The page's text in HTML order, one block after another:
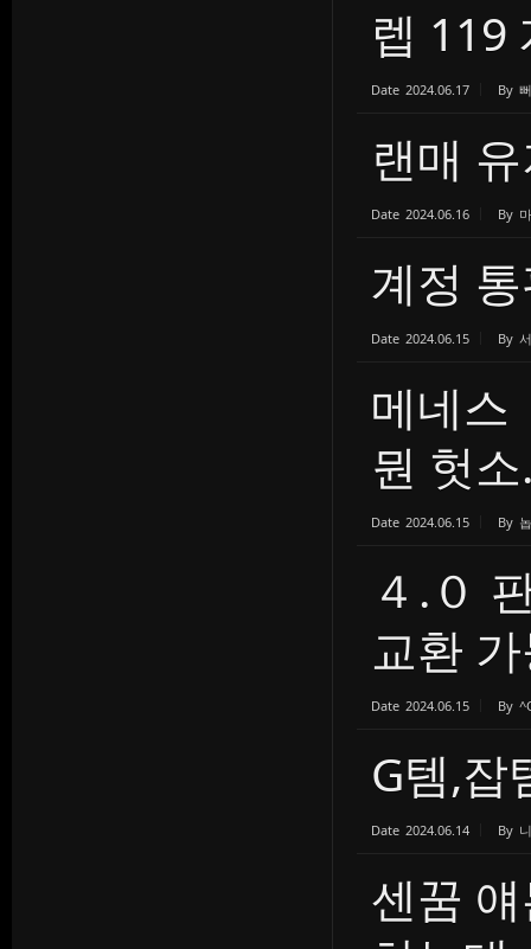
렙 119
Date 2024.06.17 By
랜매
Date 2024.06.16 By
계정
Date 2024.06.15 By
메네스
뭔 헛
Date 2024.06.15 By
４.０
교환
Date 2024.06.15 By
G템,잡
Date 2024.06.14 By
센꿈